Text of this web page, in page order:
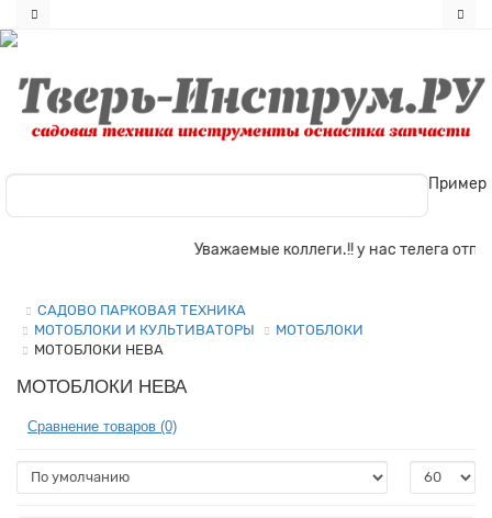
Пример
Уважаемые коллеги.!! у нас телега
САДОВО ПАРКОВАЯ ТЕХНИКА
МОТОБЛОКИ И КУЛЬТИВАТОРЫ
МОТОБЛОКИ
МОТОБЛОКИ НЕВА
МОТОБЛОКИ НЕВА
Сравнение товаров (0)